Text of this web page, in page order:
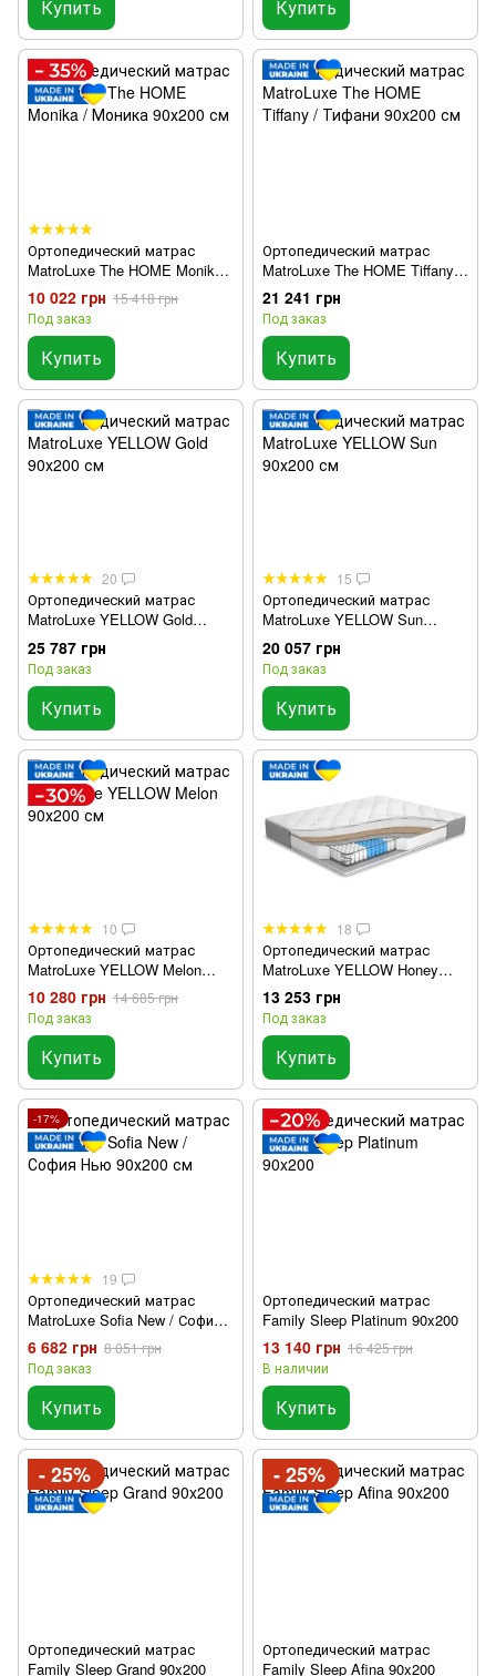
Купить Купить
Ортопедический матрас
MatroLuxe The HOME Monika /
Моника 90х200 см
10 022 грн 15 418 грн
Под заказ
Купить
Ортопедический матрас
MatroLuxe The HOME Tiffany /
Тифани 90х200 см
21 241 грн
Под заказ
Купить
20
Ортопедический матрас
MatroLuxe YELLOW Gold
90х200 см
25 787 грн
Под заказ
Купить
15
Ортопедический матрас
MatroLuxe YELLOW Sun
90х200 см
20 057 грн
Под заказ
Купить
10
Ортопедический матрас
MatroLuxe YELLOW Melon
90х200 см
10 280 грн 14 685 грн
Под заказ
Купить
18
Ортопедический матрас
MatroLuxe YELLOW Honey
90х200 см
13 253 грн
Под заказ
Купить
-17%
19
Ортопедический матрас
MatroLuxe Sofia New / София
Нью 90х200 см
6 682 грн 8 051 грн
Под заказ
Купить
Ортопедический матрас
Family Sleep Platinum 90x200
13 140 грн 16 425 грн
В наличии
Купить
- 25%
Ортопедический матрас
Family Sleep Grand 90x200
- 25%
Ортопедический матрас
Family Sleep Afina 90x200